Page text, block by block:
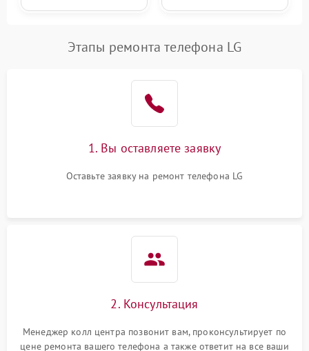
Этапы ремонта телефона LG
1. Вы оставляете заявку
Оставьте заявку на ремонт телефона LG
2. Консультация
Менеджер колл центра позвонит вам, проконсультирует по
цене ремонта вашего телефона а также ответит на все ваши